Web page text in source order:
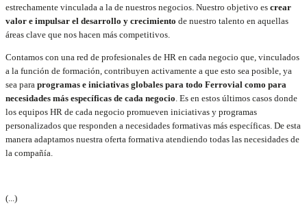
estrechamente vinculada a la de nuestros negocios. Nuestro objetivo es crear
valor e impulsar el desarrollo y crecimiento de nuestro talento en aquellas
áreas clave que nos hacen más competitivos.
Contamos con una red de profesionales de HR en cada negocio que, vinculados
a la función de formación, contribuyen activamente a que esto sea posible, ya
sea para programas e iniciativas globales para todo Ferrovial como para
necesidades más específicas de cada negocio. Es en estos últimos casos donde
los equipos HR de cada negocio promueven iniciativas y programas
personalizados que responden a necesidades formativas más específicas. De esta
manera adaptamos nuestra oferta formativa atendiendo todas las necesidades de
la compañía.
(...)